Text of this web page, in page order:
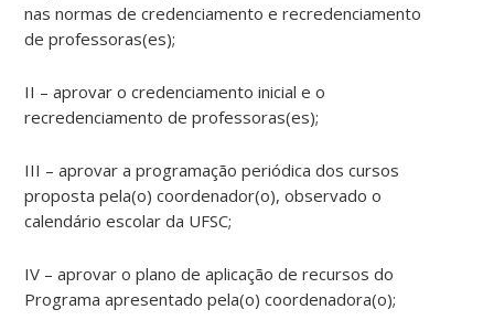
nas normas de credenciamento e recredenciamento
de professoras(es);
II – aprovar o credenciamento inicial e o
recredenciamento de professoras(es);
III – aprovar a programação periódica dos cursos
proposta pela(o) coordenador(o), observado o
calendário escolar da UFSC;
IV – aprovar o plano de aplicação de recursos do
Programa apresentado pela(o) coordenadora(o);